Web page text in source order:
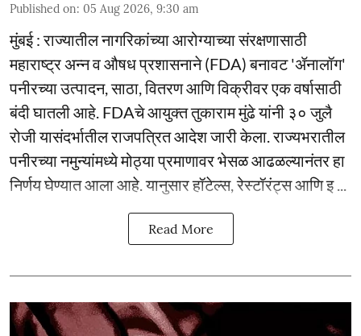
Published on: 05 Aug 2026, 9:30 am
मुंबई : राज्यातील नागरिकांच्या आरोग्याच्या संरक्षणासाठी
महाराष्ट्र अन्न व औषध प्रशासनाने (FDA) बनावट 'ॲनालॉग'
पनीरच्या उत्पादन, साठा, वितरण आणि विक्रीवर एक वर्षासाठी
बंदी घातली आहे. FDAचे आयुक्त तुकाराम मुंढे यांनी ३० जुलै
रोजी यासंदर्भातील राजपत्रित आदेश जारी केला. राज्यभरातील
पनीरच्या नमुन्यांमध्ये मोठ्या प्रमाणावर भेसळ आढळल्यानंतर हा
निर्णय घेण्यात आला आहे. यानुसार हॉटेल्स, रेस्टॉरंट्स आणि इ ...
Read More